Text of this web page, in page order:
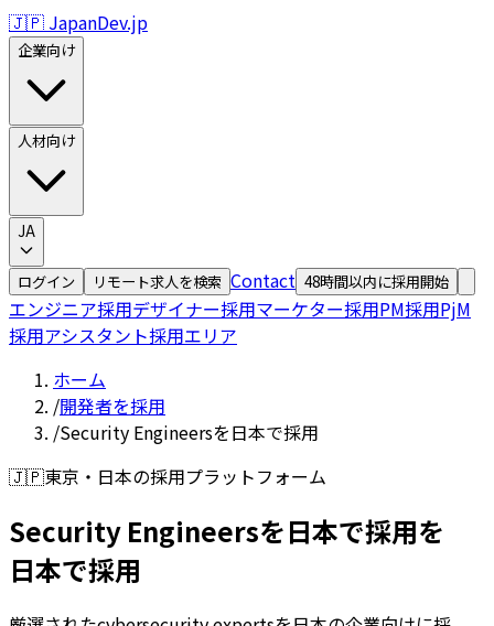
🇯🇵 JapanDev.jp
企業向け
人材向け
JA
ログイン リモート求人を検索 Contact 48時間以内に採用開始
エンジニア採用デザイナー採用マーケター採用PM採用PjM
採用アシスタント採用エリア
ホーム
/開発者を採用
/Security Engineersを日本で採用
🇯🇵東京・日本の採用プラットフォーム
Security Engineersを日本で採用を
日本で採用